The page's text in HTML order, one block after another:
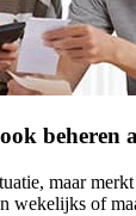
beheren
maar
wekelijks of